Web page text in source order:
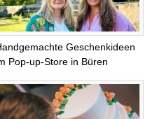
Geschenkideen
Pop-up-Store in Büren